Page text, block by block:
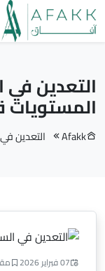
التعدين
المستويات قبل
Afakk التعدين
07 فبراير 2026